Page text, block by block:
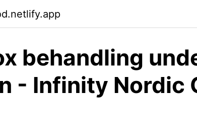
behandling
- Infinity Nordic